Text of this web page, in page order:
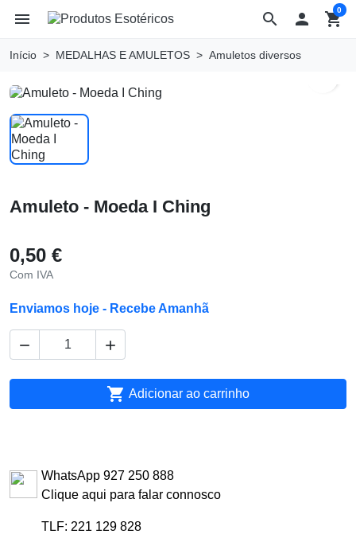
search
menu  shopping_cart
0
Início MEDALHAS E AMULETOS Amuletos diversos
Amuleto - Moeda I Ching
0,50 €
Com IVA
Enviamos hoje - Recebe Amanhã
 
 Adicionar ao carrinho
WhatsApp 927 250 888
Clique aqui para falar connosco
TLF: 221 129 828